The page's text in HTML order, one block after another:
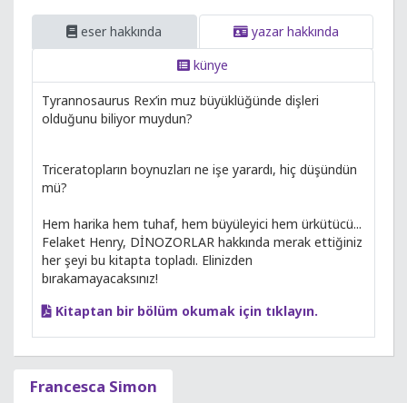
eser hakkında
yazar hakkında
künye
Tyrannosaurus Rex’in muz büyüklüğünde dişleri
olduğunu biliyor muydun?
Triceratopların boynuzları ne işe yarardı, hiç düşündün
mü?
Hem harika hem tuhaf, hem büyüleyici hem ürkütücü...
Felaket Henry, DİNOZORLAR hakkında merak ettiğiniz
her şeyi bu kitapta topladı. Elinizden
bırakamayacaksınız!
Kitaptan bir bölüm okumak için tıklayın.
Francesca Simon